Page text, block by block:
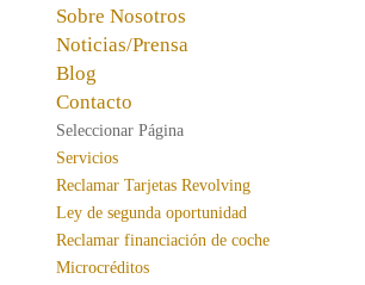
Sobre Nosotros
Noticias/Prensa
Blog
Contacto
Seleccionar Página
Servicios
Reclamar Tarjetas Revolving
Ley de segunda oportunidad
Reclamar financiación de coche
Microcréditos